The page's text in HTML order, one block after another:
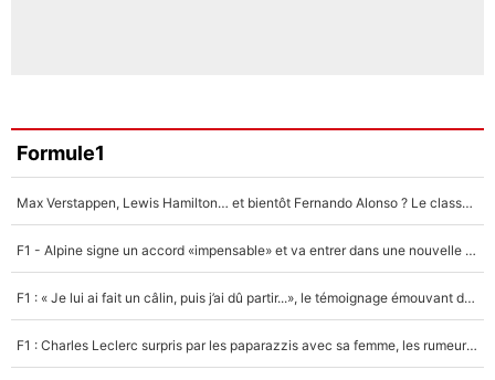
Formule1
Max Verstappen, Lewis Hamilton… et bientôt Fernando Alonso ? Le classement des pilotes les mieux payés en Formule 1 risque de changer !
F1 - Alpine signe un accord «impensable» et va entrer dans une nouvelle dimension : Grande nouvelle pour Pierre Gasly !
F1 : « Je lui ai fait un câlin, puis j’ai dû partir...», le témoignage émouvant de Max Verstappen sur sa fille
F1 : Charles Leclerc surpris par les paparazzis avec sa femme, les rumeurs étaient vraies !